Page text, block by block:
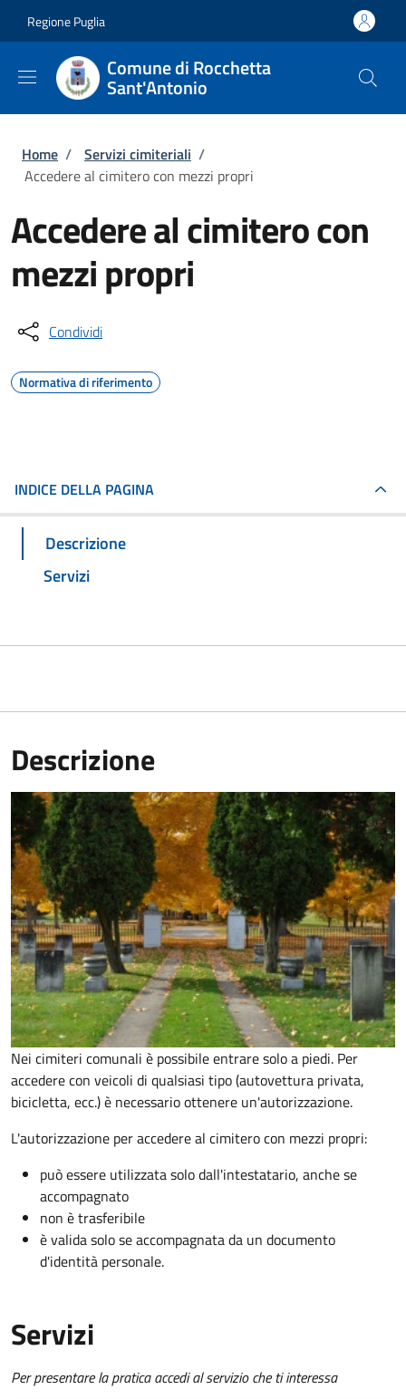
Regione Puglia
Comune di Rocchetta
Sant'Antonio
Briciole di pane
Home / Servizi cimiteriali /
Accedere al cimitero con mezzi propri
Accedere al cimitero con
mezzi propri
Condividi
Normativa di riferimento
INDICE DELLA PAGINA
Descrizione
Servizi
Descrizione
Nei cimiteri comunali è possibile entrare solo a piedi. Per
accedere con veicoli di qualsiasi tipo (autovettura privata,
bicicletta, ecc.) è necessario ottenere un'autorizzazione.
L'autorizzazione per accedere al cimitero con mezzi propri:
può essere utilizzata solo dall'intestatario, anche se
accompagnato
non è trasferibile
è valida solo se accompagnata da un documento
d'identità personale.
Servizi
Per presentare la pratica accedi al servizio che ti interessa